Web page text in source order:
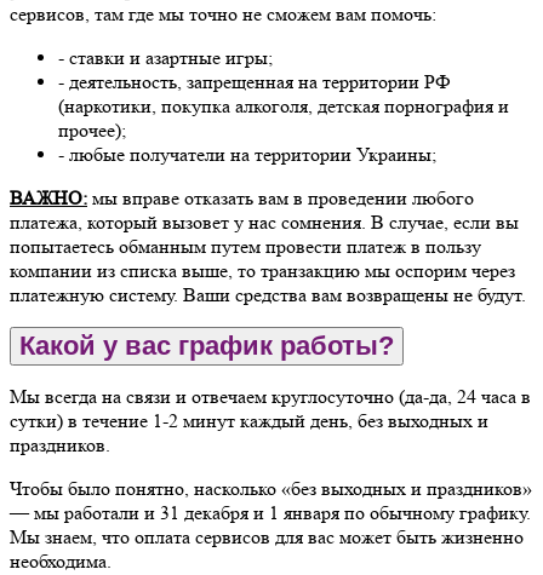
сервисов, там где мы точно не сможем вам помочь:
- ставки и азартные игры;
- деятельность, запрещенная на территории РФ
(наркотики, покупка алкоголя, детская порнография и
прочее);
- любые получатели на территории Украины;
ВАЖНО: мы вправе отказать вам в проведении любого
платежа, который вызовет у нас сомнения. В случае, если вы
попытаетесь обманным путем провести платеж в пользу
компании из списка выше, то транзакцию мы оспорим через
платежную систему. Ваши средства вам возвращены не будут.
Какой у вас график работы?
Мы всегда на связи и отвечаем круглосуточно (да-да, 24 часа в
сутки) в течение 1-2 минут каждый день, без выходных и
праздников.
Чтобы было понятно, насколько «без выходных и праздников»
— мы работали и 31 декабря и 1 января по обычному графику.
Мы знаем, что оплата сервисов для вас может быть жизненно
необходима.